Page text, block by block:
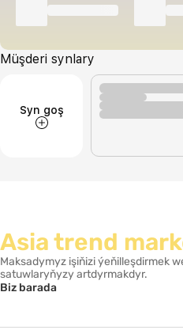
Müşderi synlary
Syn goş
Asia trend
Maksadymyz işiňizi ýeňilleşdirmek
satuwlaryňyzy artdyrmakdyr.
Biz barada